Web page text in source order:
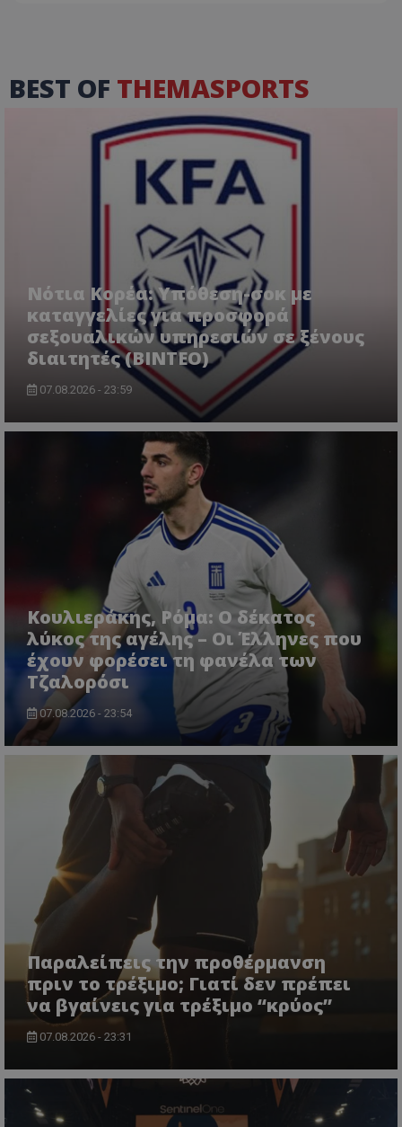
BEST OF THEMASPORTS
Νότια Κορέα: Υπόθεση-σοκ με
καταγγελίες για προσφορά
σεξουαλικών υπηρεσιών σε ξένους
διαιτητές (BINTEO)
07.08.2026 - 23:59
Κουλιεράκης, Ρόμα: Ο δέκατος
λύκος της αγέλης – Οι Έλληνες που
έχουν φορέσει τη φανέλα των
Τζαλορόσι
07.08.2026 - 23:54
Παραλείπεις την προθέρμανση
πριν το τρέξιμο; Γιατί δεν πρέπει
να βγαίνεις για τρέξιμο “κρύος”
07.08.2026 - 23:31